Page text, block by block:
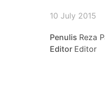
10 July 2015
Penulis Reza
Editor Editor